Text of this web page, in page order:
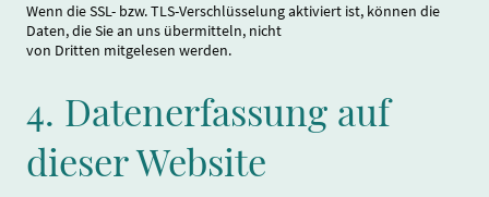
Wenn die SSL- bzw. TLS-Verschlüsselung aktiviert ist, können die
Daten, die Sie an uns übermitteln, nicht
von Dritten mitgelesen werden.
4. Datenerfassung auf
dieser Website